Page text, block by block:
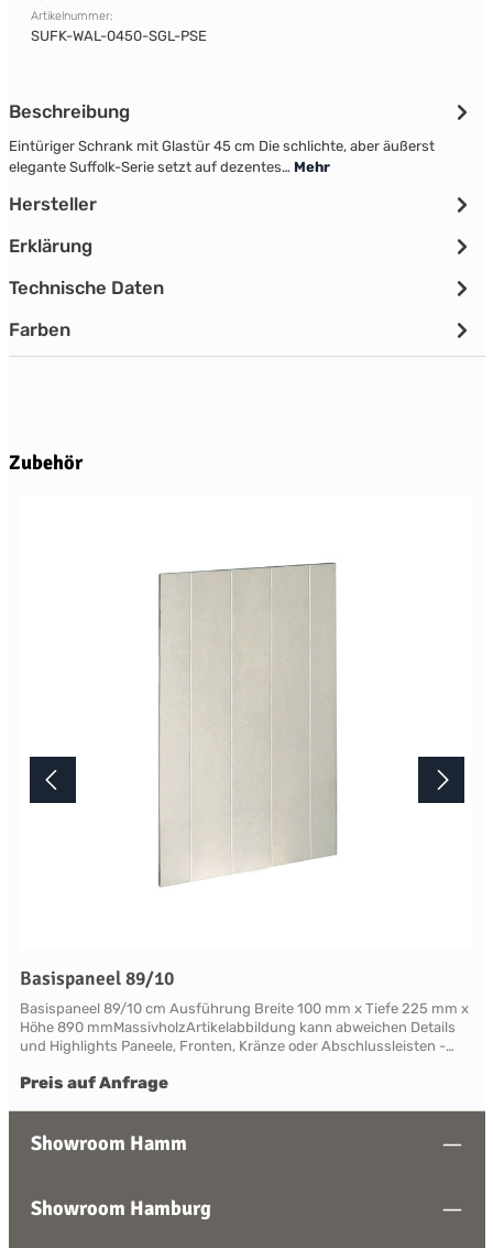
Artikelnummer:
SUFK-WAL-0450-SGL-PSE
Beschreibung
Eintüriger Schrank mit Glastür 45 cm Die schlichte, aber äußerst
elegante Suffolk-Serie setzt auf dezentes… Mehr
Hersteller
Erklärung
Technische Daten
Farben
Produktgalerie überspringen
Zubehör
Basispaneel 89/10
Basispaneel 89/10 cm Ausführung Breite 100 mm x Tiefe 225 mm x
Höhe 890 mmMassivholzArtikelabbildung kann abweichen Details
und Highlights Paneele, Fronten, Kränze oder Abschlussleisten -
Modellen mit variablen Ausstattungen und DimensionenNahezu
Service Die Palette der eleganten, handwerklichen Lackfarben von
mischen. Jedes Möbelstück von Neptune kann in Ihrem
Wunschfarbton aus der Neptune Farbkollektion gestrichen werden -
Preis auf Anfrage
Showroom Hamm
Showroom Hamburg